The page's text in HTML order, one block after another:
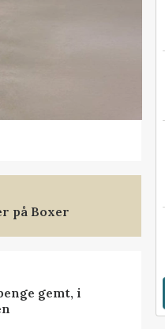
på Boxer
gemt, i